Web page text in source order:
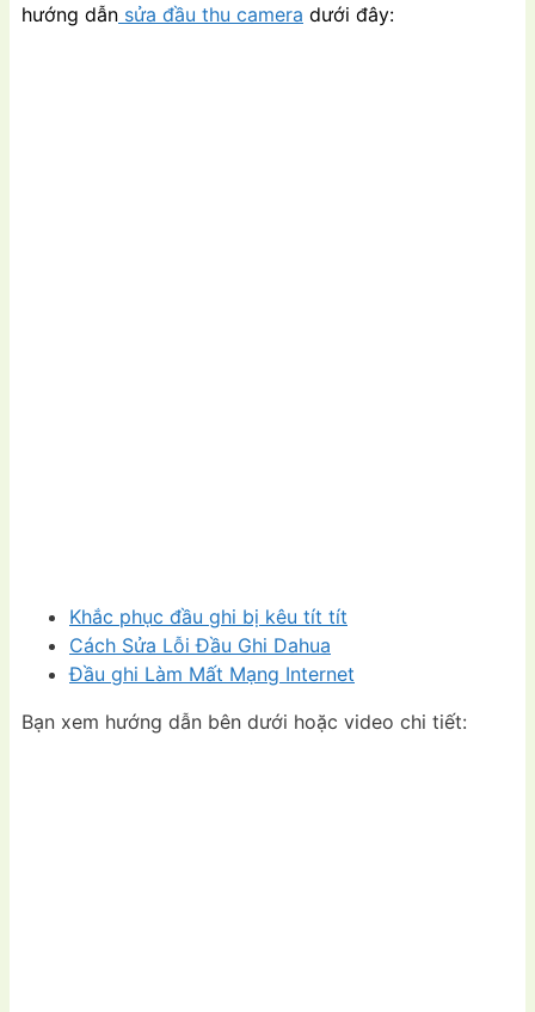
hướng dẫn sửa đầu thu camera dưới đây:
Khắc phục đầu ghi bị kêu tít tít
Cách Sửa Lỗi Đầu Ghi Dahua
Đầu ghi Làm Mất Mạng Internet
Bạn xem hướng dẫn bên dưới hoặc video chi tiết: